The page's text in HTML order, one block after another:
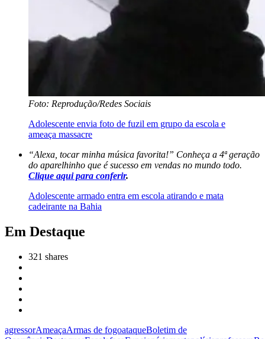
Foto: Reprodução/Redes Sociais
Adolescente envia foto de fuzil em grupo da escola e
ameaça massacre
“Alexa, tocar minha música favorita!” Conheça a 4ª geração
do aparelhinho que é sucesso em vendas no mundo todo.
Clique aqui para conferir.
Adolescente armado entra em escola atirando e mata
cadeirante na Bahia
Em Destaque
321 shares
agressorAmeaçaArmas de fogoataqueBoletim de